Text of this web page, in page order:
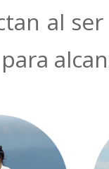
al